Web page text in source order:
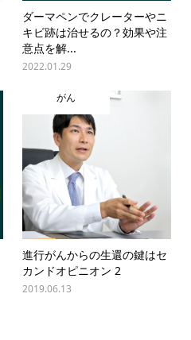
ダーマペンでクレーターやニ
キビ跡は治せるの？効果や注
意点を解...
2022.01.29
がん
進行がんからの生還の鍵はセ
カンドオピニオン 2
2019.06.13